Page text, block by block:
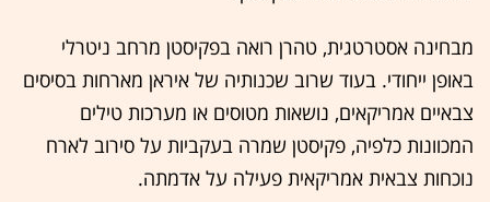
מבחינה אסטרטגית, טהרן רואה בפקיסטן מרחב ניטרלי
באופן ייחודי. בעוד שרוב שכנותיה של איראן מארחות בסיסים
צבאיים אמריקאים, נושאות מטוסים או מערכות טילים
המכוונות כלפיה, פקיסטן שמרה בעקביות על סירוב לארח
נוכחות צבאית אמריקאית פעילה על אדמתה.